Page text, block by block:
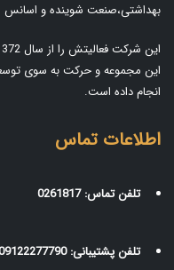
بهداشتی،صنعت شوینده و
این مجموعه و حرکت به سوی
انجام داده است.
اطلاعات تماس
تلفن تماس: 0261817
تلفن پشتیبانی: